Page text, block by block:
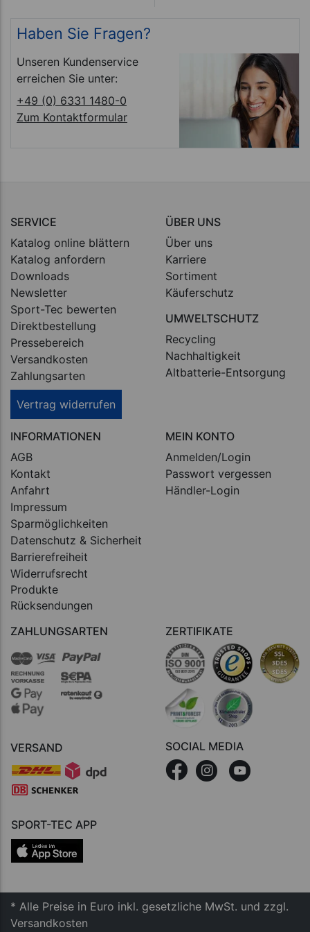
Haben Sie Fragen?
Unseren Kundenservice
erreichen Sie unter:
+49 (0) 6331 1480-0
Zum Kontaktformular
SERVICE
Katalog online blättern
Katalog anfordern
Downloads
Newsletter
Sport-Tec bewerten
Direktbestellung
Pressebereich
Versandkosten
Zahlungsarten
Vertrag widerrufen
ÜBER UNS
Über uns
Karriere
Sortiment
Käuferschutz
UMWELTSCHUTZ
Recycling
Nachhaltigkeit
Altbatterie-Entsorgung
INFORMATIONEN
AGB
Kontakt
Anfahrt
Impressum
Sparmöglichkeiten
Datenschutz & Sicherheit
Barrierefreiheit
Widerrufsrecht
Produkte
Rücksendungen
MEIN KONTO
Anmelden/Login
Passwort vergessen
Händler-Login
ZAHLUNGSARTEN
VERSAND
ZERTIFIKATE
SOCIAL MEDIA
SPORT-TEC APP
* Alle Preise in Euro inkl. gesetzliche MwSt. und zzgl.
Versandkosten